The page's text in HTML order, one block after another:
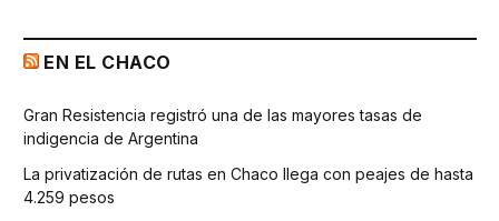
EN EL CHACO
Gran Resistencia registró una de las mayores tasas de
indigencia de Argentina
La privatización de rutas en Chaco llega con peajes de hasta
4.259 pesos